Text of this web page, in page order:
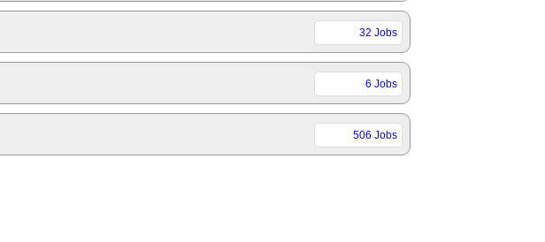
32 Jobs
6 Jobs
506 Jobs